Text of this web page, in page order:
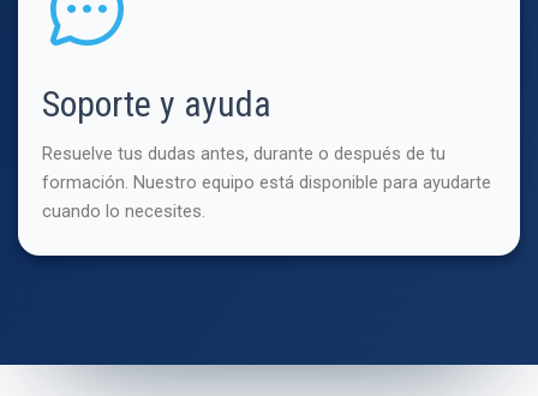
Soporte y ayuda
Resuelve tus dudas antes, durante o después de tu
formación. Nuestro equipo está disponible para ayudarte
cuando lo necesites.